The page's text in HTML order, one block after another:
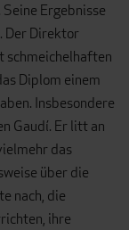
Ergebnisse
Der Direktor
schmeichelhaften
Diplom einem
Insbesondere
Gaudí. Er litt an
das
über die
nach, die
ihre